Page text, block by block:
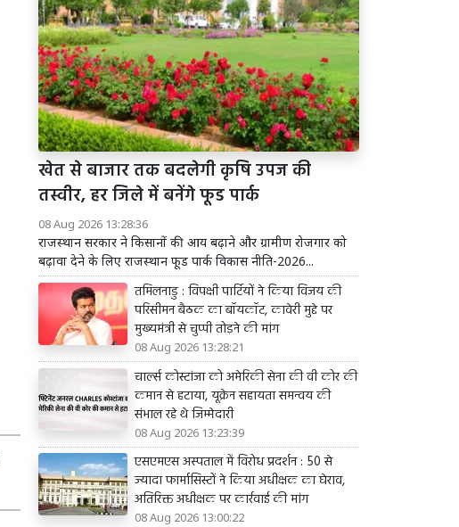
खेत से बाजार तक बदलेगी कृषि उपज की
तस्वीर, हर जिले में बनेंगे फूड पार्क
08 Aug 2026 13:28:36
राजस्थान सरकार ने किसानों की आय बढ़ाने और ग्रामीण रोजगार को
बढ़ावा देने के लिए राजस्थान फूड पार्क विकास नीति-2026...
तमिलनाडु : विपक्षी पार्टियों ने किया विजय की
परिसीमन बैठक का बॉयकॉट, कावेरी मुद्दे पर
मुख्यमंत्री से चुप्पी तोड़ने की मांग
08 Aug 2026 13:28:21
चार्ल्स कोस्टांजा को अमेरिकी सेना की वी कोर की
कमान से हटाया, यूक्रेन सहायता समन्वय की
संभाल रहे थे जिम्मेदारी
08 Aug 2026 13:23:39
एसएमएस अस्पताल में विरोध प्रदर्शन : 50 से
ज्यादा फार्मासिस्टों ने किया अधीक्षक का घेराव,
अतिरिक्त अधीक्षक पर कार्रवाई की मांग
08 Aug 2026 13:00:22